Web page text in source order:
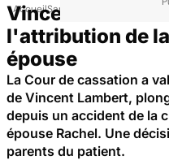
AccueilSanté
Vincent
l'attribution de
épouse
La Cour de cassation a
de Vincent Lambert,
depuis un accident de la
épouse Rachel. Une
parents du patient.